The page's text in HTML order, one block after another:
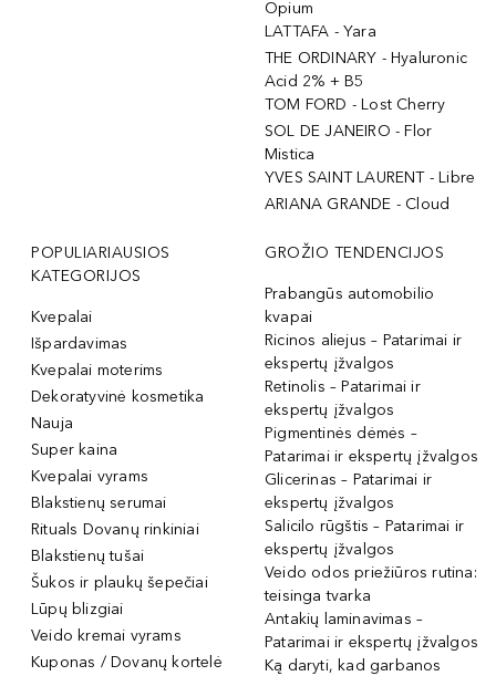
Opium
LATTAFA - Yara
THE ORDINARY - Hyaluronic
Acid 2% + B5
TOM FORD - Lost Cherry
SOL DE JANEIRO - Flor
Mistica
YVES SAINT LAURENT - Libre
ARIANA GRANDE - Cloud
POPULIARIAUSIOS
KATEGORIJOS
Kvepalai
Išpardavimas
Kvepalai moterims
Dekoratyvinė kosmetika
Nauja
Super kaina
Kvepalai vyrams
Blakstienų serumai
Rituals Dovanų rinkiniai
Blakstienų tušai
Šukos ir plaukų šepečiai
Lūpų blizgiai
Veido kremai vyrams
Kuponas / Dovanų kortelė
GROŽIO TENDENCIJOS
Prabangūs automobilio
kvapai
Ricinos aliejus – Patarimai ir
ekspertų įžvalgos
Retinolis – Patarimai ir
ekspertų įžvalgos
Pigmentinės dėmės –
Patarimai ir ekspertų įžvalgos
Glicerinas – Patarimai ir
ekspertų įžvalgos
Salicilo rūgštis – Patarimai ir
ekspertų įžvalgos
Veido odos priežiūros rutina:
teisinga tvarka
Antakių laminavimas –
Patarimai ir ekspertų įžvalgos
Ką daryti, kad garbanos